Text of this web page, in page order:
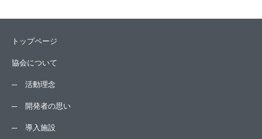
トップページ
協会について
活動理念
開発者の思い
導入施設